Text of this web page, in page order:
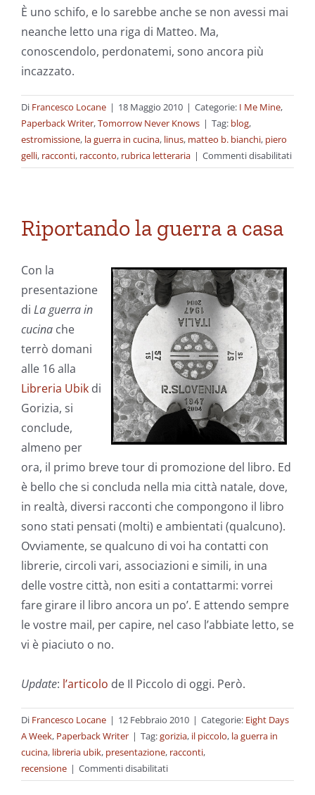
È uno schifo, e lo sarebbe anche se non avessi mai
neanche letto una riga di Matteo. Ma,
conoscendolo, perdonatemi, sono ancora più
incazzato.
Di Francesco Locane | 18 Maggio 2010 | Categorie: I Me Mine,
Paperback Writer,Tomorrow Never Knows | Tag: blog,
estromissione, la guerra in cucina, linus, matteo b. bianchi, piero
gelli, racconti, racconto, rubrica letteraria | Commenti disabilitatisu
Era
Riportando la guerra a casa
Con la
presentazione
di La guerra in
cucina che
terrò domani
alle 16 alla
Libreria Ubik di
Gorizia, si
conclude,
almeno per
ora, il primo breve tour di promozione del libro. Ed
è bello che si concluda nella mia città natale, dove,
in realtà, diversi racconti che compongono il libro
sono stati pensati (molti) e ambientati (qualcuno).
Ovviamente, se qualcuno di voi ha contatti con
librerie, circoli vari, associazioni e simili, in una
delle vostre città, non esiti a contattarmi: vorrei
fare girare il libro ancora un po’. E attendo sempre
le vostre mail, per capire, nel caso l’abbiate letto, se
vi è piaciuto o no.
Update: l’articolo de Il Piccolo di oggi. Però.
Di Francesco Locane | 12 Febbraio 2010 | Categorie: Eight Days
A Week, Paperback Writer | Tag:gorizia, il piccolo, la guerra in
cucina, libreria ubik, presentazione, racconti,
recensione | Commenti disabilitatisu
Riportando